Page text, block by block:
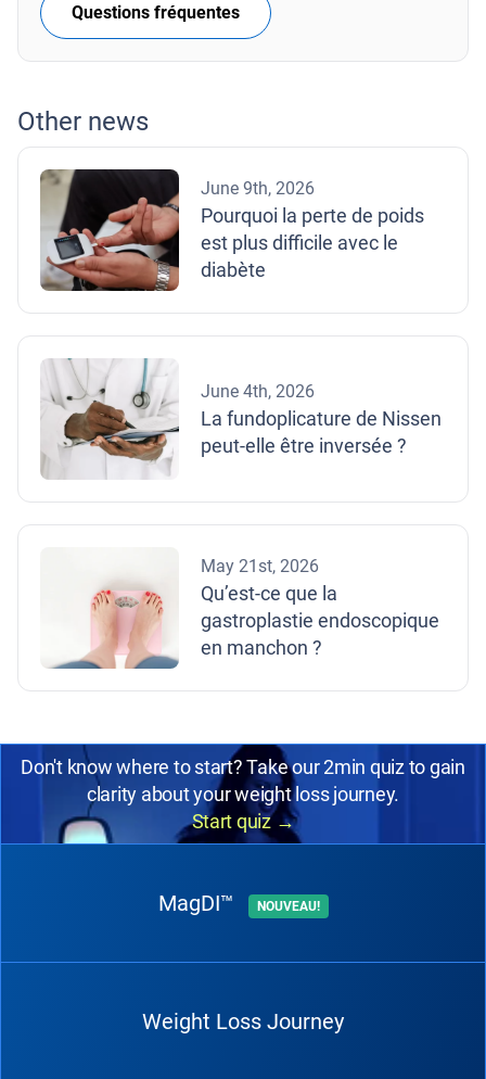
Questions fréquentes
Other news
June 9th, 2026
Pourquoi la perte de poids
est plus difficile avec le
diabète
June 4th, 2026
La fundoplicature de Nissen
peut-elle être inversée ?
May 21st, 2026
Qu’est-ce que la
gastroplastie endoscopique
en manchon ?
Don't know where to start? Take our 2min quiz to gain
clarity about your weight loss journey.
Start quiz→
MagDI™ NOUVEAU!
Weight Loss Journey